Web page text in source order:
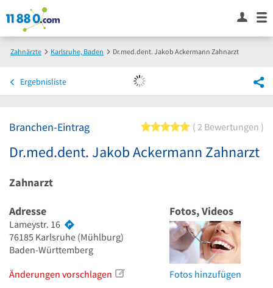
Zahnärzte Karlsruhe, Baden Dr.med.dent. Jakob Ackermann Zahnarzt
Ergebnisliste
Branchen-Eintrag 5 von 5 Sternen
2 Bewertungen
Dr.med.dent. Jakob Ackermann Zahnarzt
Zahnarzt
Adresse
Lameystr. 16
76185 Karlsruhe (Mühlburg)
Baden-Württemberg
Änderungen vorschlagen
Fotos, Videos
Fotos hinzufügen